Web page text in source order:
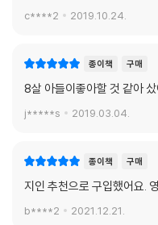
c****2 2019.10.24.
종이책 구매
8살 아들이좋아할 것 같아
j*****s 2019.03.04.
종이책 구매
지인 추천으로 구입했어요.
b****2 2021.12.21.